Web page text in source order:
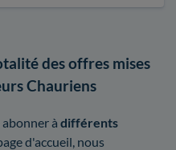
des offres mises
Chauriens
à différents
d'accueil, nous